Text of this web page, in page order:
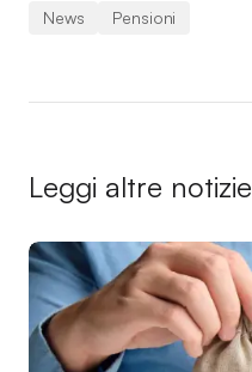
News Pensioni
Leggi altre notizie